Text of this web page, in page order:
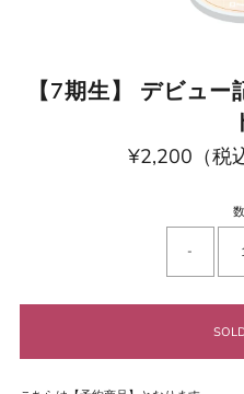
【7期生】 デビュ
通
常
¥2,200（税
-